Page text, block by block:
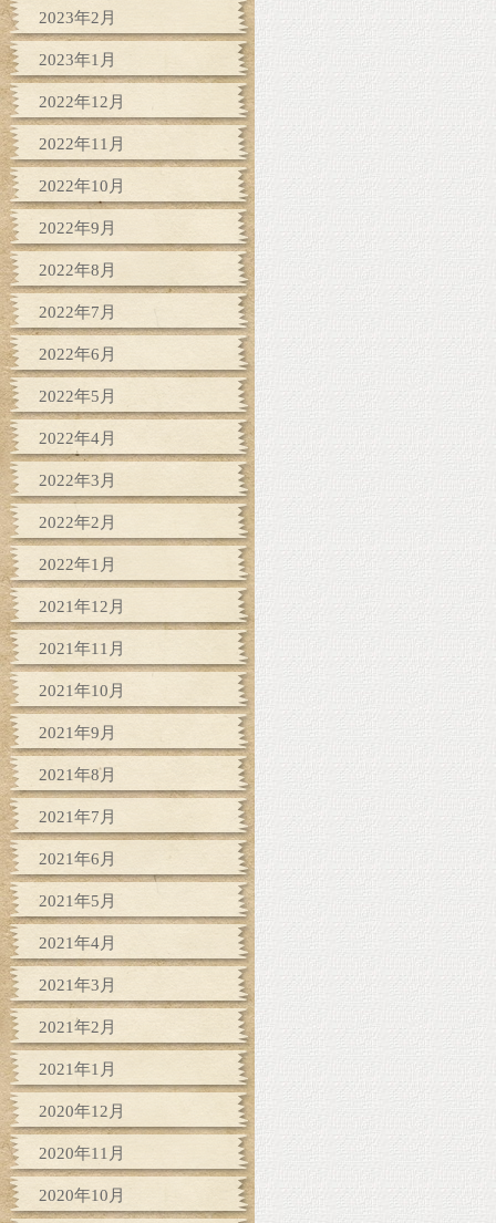
2023年2月
2023年1月
2022年12月
2022年11月
2022年10月
2022年9月
2022年8月
2022年7月
2022年6月
2022年5月
2022年4月
2022年3月
2022年2月
2022年1月
2021年12月
2021年11月
2021年10月
2021年9月
2021年8月
2021年7月
2021年6月
2021年5月
2021年4月
2021年3月
2021年2月
2021年1月
2020年12月
2020年11月
2020年10月